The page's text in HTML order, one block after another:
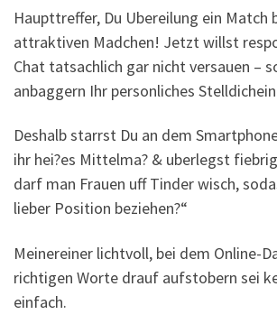
Haupttreffer, Du Ubereilung ein Match
attraktiven Madchen! Jetzt willst
Chat tatsachlich gar nicht versauen –
anbaggern Ihr personliches
Deshalb starrst Du an dem
ihr hei?es Mittelma? & uberlegst
darf man Frauen uff Tinder wisch,
lieber Position beziehen?“
Meinereiner lichtvoll, bei dem Online-
richtigen Worte drauf aufstobern sei
einfach.